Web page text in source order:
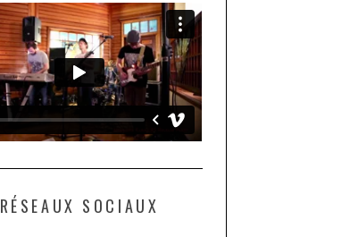
RÉSEAUX SOCIAUX